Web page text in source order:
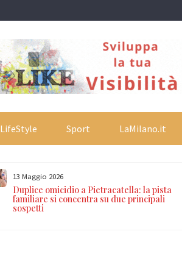
LifeStyle Sport LaMilano.it
13 Maggio 2026
Duplice omicidio a Pietracatella: la pista
familiare si concentra su due principali
sospetti